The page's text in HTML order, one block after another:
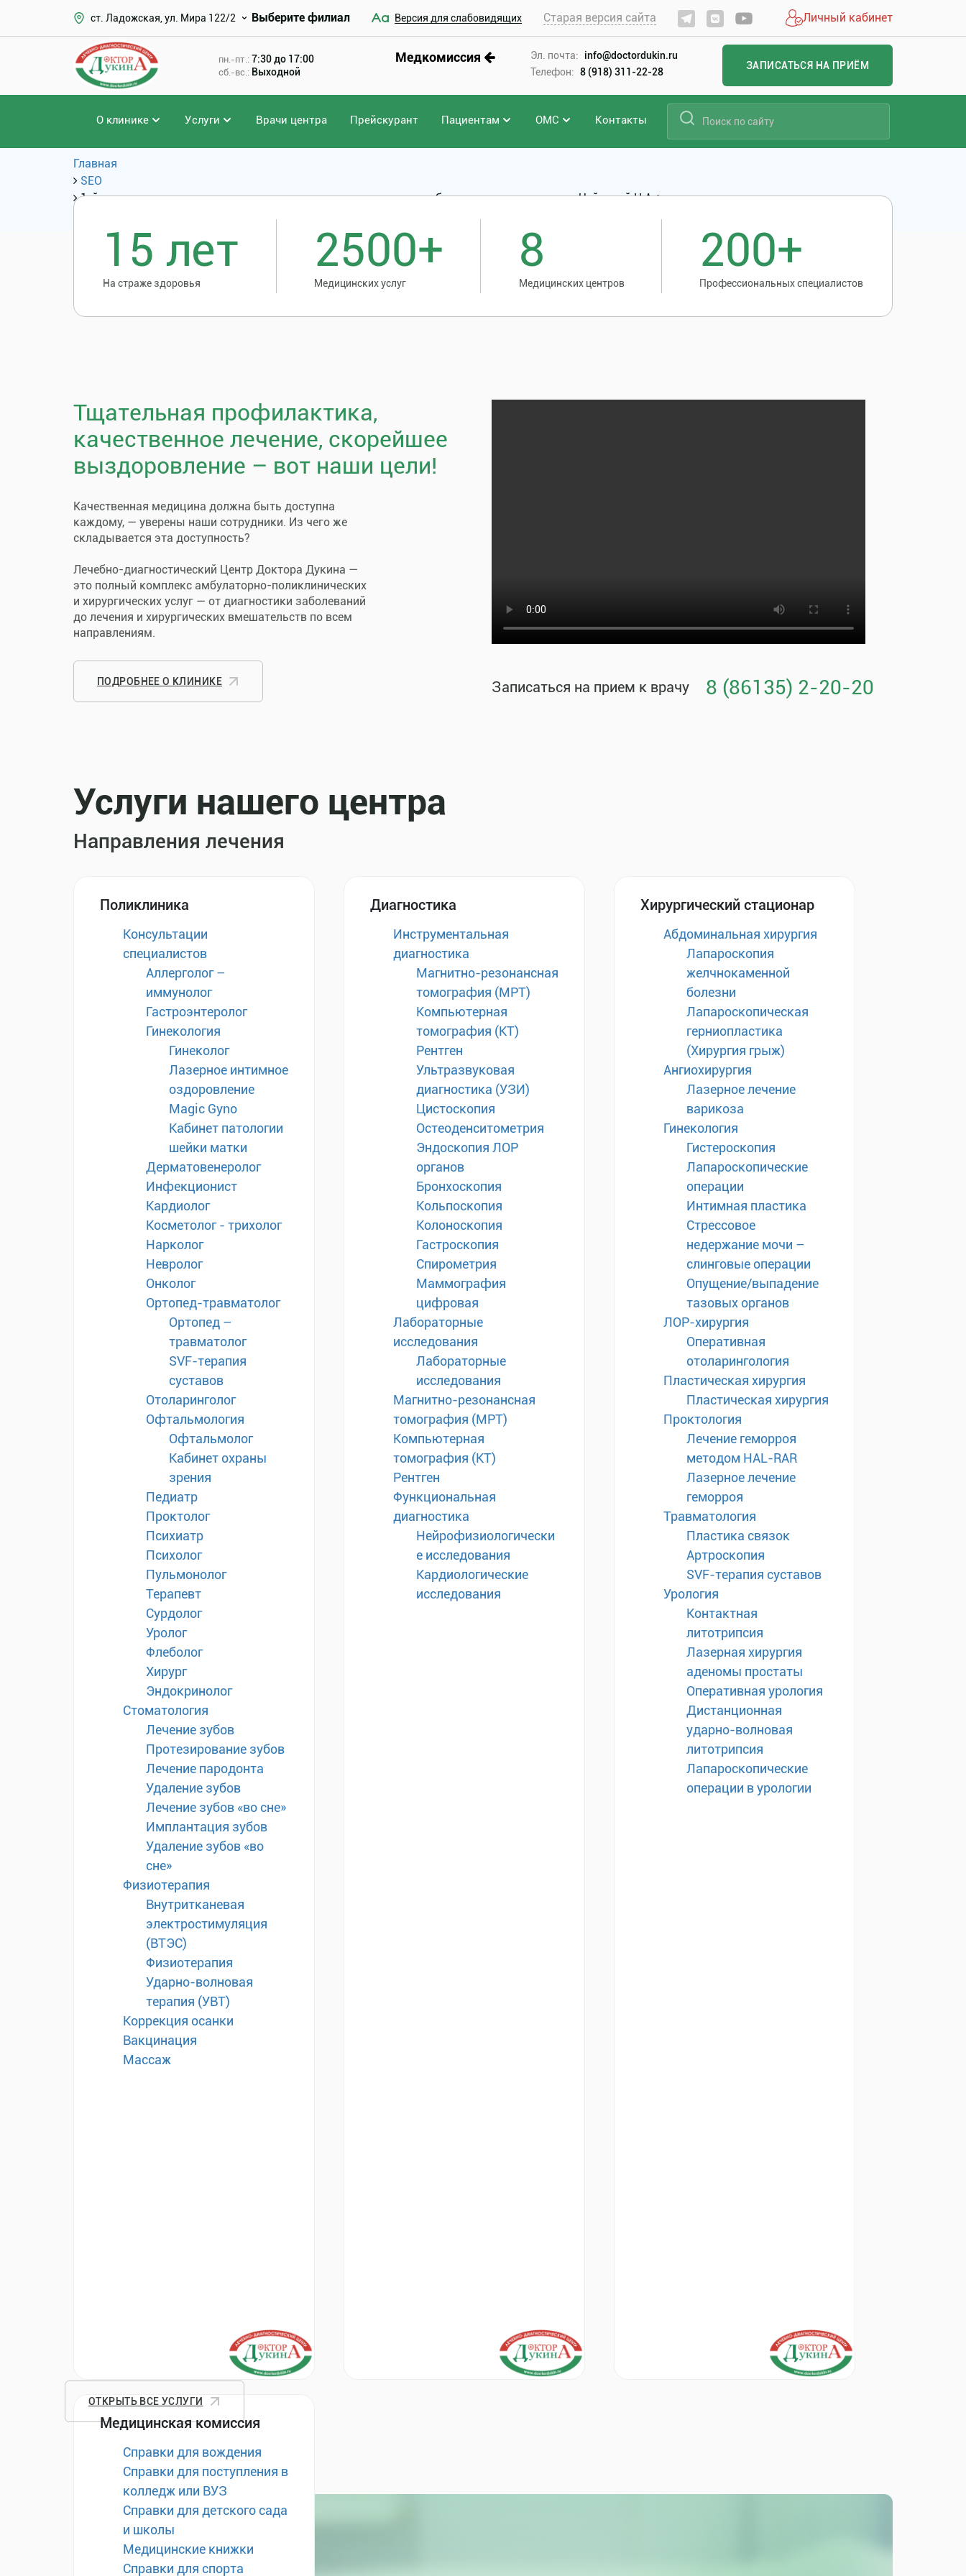
ст. Ладожская, ул. Мира 122/2 Выберите филиал Версия для слабовидящих Старая версия сайта Личный кабинет
пн.-пт.: 7:30 до 17:00
сб.-вс.: Выходной
Медкомиссия Эл. почта:
info@doctordukin.ru
Телефон: 8 (918) 311-22-28
ЗАПИСАТЬСЯ НА ПРИЁМ
О клинике Услуги Врачи центра Прейскурант Пациентам ОМС Контакты
Главная
SEO
1-й этап трехэтапного комплексного лечения двухканального зуба врачом-стоматологом Чуйковой Н.А.+анестезия
15 лет
На страже здоровья
2500+
Медицинских услуг
8
Медицинских центров
200+
Профессиональных специалистов
Тщательная профилактика,
качественное лечение, скорейшее
выздоровление – вот наши цели!
Качественная медицина должна быть доступна
каждому, — уверены наши сотрудники. Из чего же
складывается эта доступность?
Лечебно-диагностический Центр Доктора Дукина —
это полный комплекс амбулаторно-поликлинических
и хирургических услуг — от диагностики заболеваний
до лечения и хирургических вмешательств по всем
направлениям.
ПОДРОБНЕЕ О КЛИНИКЕ Записаться на прием к врачу 8 (86135) 2-20-20
Услуги нашего центра
Направления лечения
Поликлиника
Консультации
специалистов
Аллерголог –
иммунолог
Гастроэнтеролог
Гинекология
Гинеколог
Лазерное интимное
оздоровление
Magic Gyno
Кабинет патологии
шейки матки
Дерматовенеролог
Инфекционист
Кардиолог
Косметолог - трихолог
Нарколог
Невролог
Онколог
Ортопед-травматолог
Ортопед –
травматолог
SVF-терапия
суставов
Отоларинголог
Офтальмология
Офтальмолог
Кабинет охраны
зрения
Педиатр
Проктолог
Психиатр
Психолог
Пульмонолог
Терапевт
Сурдолог
Уролог
Флеболог
Хирург
Эндокринолог
Стоматология
Лечение зубов
Протезирование зубов
Лечение пародонта
Удаление зубов
Лечение зубов «во сне»
Имплантация зубов
Удаление зубов «во
сне»
Физиотерапия
Внутритканевая
электростимуляция
(ВТЭС)
Физиотерапия
Ударно-волновая
терапия (УВТ)
Коррекция осанки
Вакцинация
Массаж
Диагностика
Инструментальная
диагностика
Магнитно-резонансная
томография (МРТ)
Компьютерная
томография (КТ)
Рентген
Ультразвуковая
диагностика (УЗИ)
Цистоскопия
Остеоденситометрия
Эндоскопия ЛОР
органов
Бронхоскопия
Кольпоскопия
Колоноскопия
Гастроскопия
Спирометрия
Маммография
цифровая
Лабораторные
исследования
Лабораторные
исследования
Магнитно-резонансная
томография (МРТ)
Компьютерная
томография (КТ)
Рентген
Функциональная
диагностика
Нейрофизиологически
е исследования
Кардиологические
исследования
Хирургический стационар
Абдоминальная хирургия
Лапароскопия
желчнокаменной
болезни
Лапароскопическая
герниопластика
(Хирургия грыж)
Ангиохирургия
Лазерное лечение
варикоза
Гинекология
Гистероскопия
Лапароскопические
операции
Интимная пластика
Стрессовое
недержание мочи –
слинговые операции
Опущение/выпадение
тазовых органов
ЛОР-хирургия
Оперативная
отоларингология
Пластическая хирургия
Пластическая хирургия
Проктология
Лечение геморроя
методом HAL-RAR
Лазерное лечение
геморроя
Травматология
Пластика связок
Артроскопия
SVF-терапия суставов
Урология
Контактная
литотрипсия
Лазерная хирургия
аденомы простаты
Оперативная урология
Дистанционная
ударно-волновая
литотрипсия
Лапароскопические
операции в урологии
Медицинская комиссия
Справки для вождения
Справки для поступления в
колледж или ВУЗ
Справки для детского сада
и школы
Медицинские книжки
Справки для спорта
ОТКРЫТЬ ВСЕ УСЛУГИ